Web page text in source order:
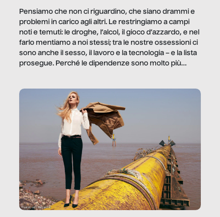
Pensiamo che non ci riguardino, che siano drammi e
problemi in carico agli altri. Le restringiamo a campi
noti e temuti: le droghe, l’alcol, il gioco d’azzardo, e nel
farlo mentiamo a noi stessi; tra le nostre ossessioni ci
sono anche il sesso, il lavoro e la tecnologia – e la lista
prosegue. Perché le dipendenze sono molto più
trae un guadagno. In questo reportage vediamo
quale e come.